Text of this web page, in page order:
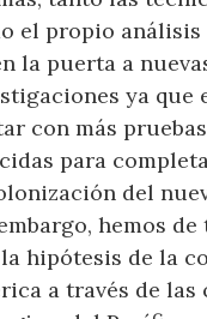
el propio análisis
la puerta a
ya que
con más
para
del
hemos
hipótesis de la
a través de las